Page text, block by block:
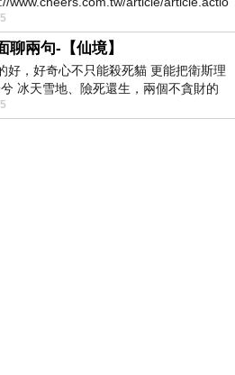
聊兩句-【仙境】
好，好奇心不只能殺死貓 更能把衛斯理
冰天雪地、險死還生，兩個不貪財的
？ 人家追尋愛情還